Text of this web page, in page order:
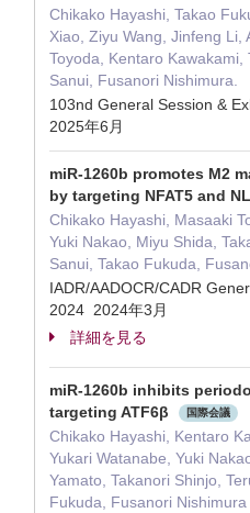
Chikako Hayashi, Takao
Xiao, Ziyu Wang, Jinfeng Li,
Toyoda, Kentaro Kawakami,
Sanui, Fusanori Nishimura.
103nd General Session &
2025年6月
miR-1260b promotes M2
by targeting NFAT5 and
Chikako Hayashi, Masaaki
Yuki Nakao, Miyu Shida,
Sanui, Takao Fukuda,
IADR/AADOCR/CADR
2024 2024年3月
詳細を見る
miR-1260b inhibits
targeting ATF6β
国際会議
Chikako Hayashi, Kentaro
Yukari Watanabe, Yuki
Yamato, Takanori Shinjo,
Fukuda, Fusanori Nishimura